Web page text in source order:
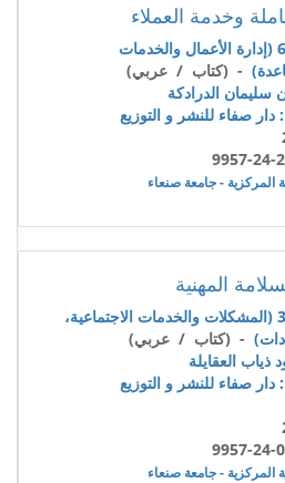
وخدمة العملاء
658.5 (إدارة الأعمال والخدمات
- (كتاب / عربي)
سليمان الدرادكة
دار صفاء للنشر و التوزيع
9957-24-
المركزية - جامعة صنعاء
المهنية
363.1 (المشكلات والخدمات الاجتماعية،
- (كتاب / عربي)
ذياب العقايلة
دار صفاء للنشر و التوزيع
9957-24-
المركزية - جامعة صنعاء